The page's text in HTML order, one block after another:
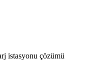
istasyonu çözümü